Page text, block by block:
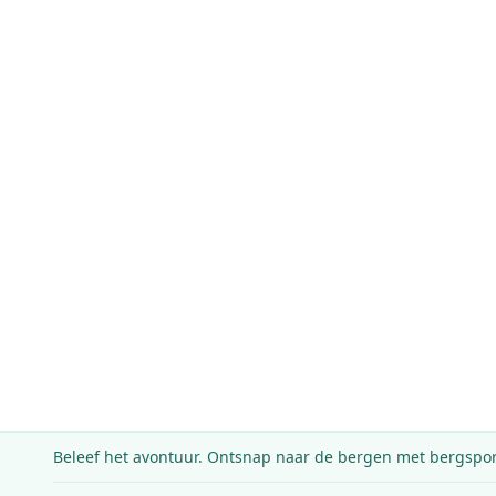
Beleef het avontuur. Ontsnap naar de bergen met